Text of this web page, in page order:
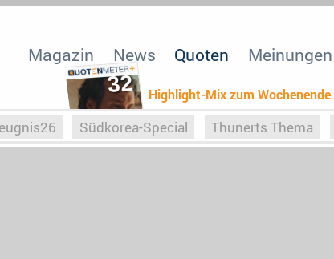
32 Highlight-Mix zum Wochenende
Magazin News Quoten Meinungen
Südkorea-Special Thunerts Thema